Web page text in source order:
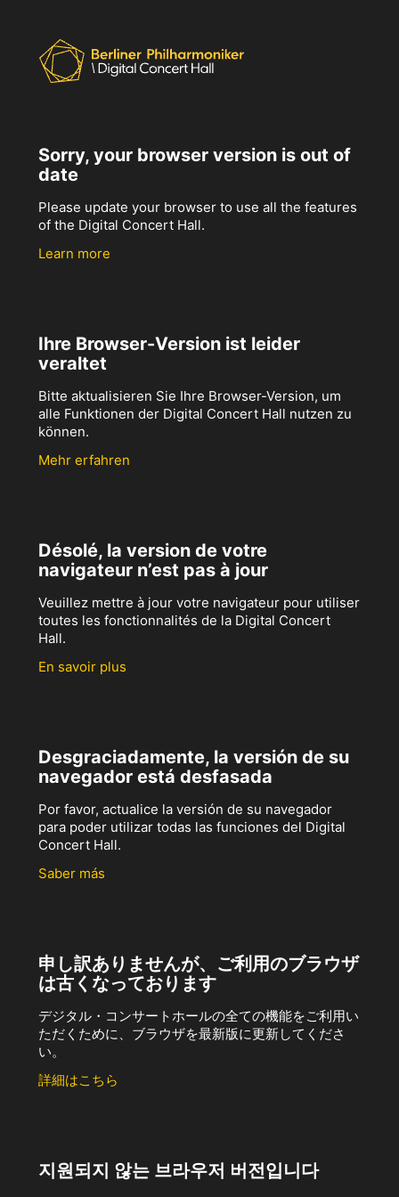
Sorry, your browser version is out of
date
Please update your browser to use all the features
of the Digital Concert Hall.
Learn more
Ihre Browser-Version ist leider
veraltet
Bitte aktualisieren Sie Ihre Browser-Version, um
alle Funktionen der Digital Concert Hall nutzen zu
können.
Mehr erfahren
Désolé, la version de votre
navigateur n’est pas à jour
Veuillez mettre à jour votre navigateur pour utiliser
toutes les fonctionnalités de la Digital Concert
Hall.
En savoir plus
Desgraciadamente, la versión de su
navegador está desfasada
Por favor, actualice la versión de su navegador
para poder utilizar todas las funciones del Digital
Concert Hall.
Saber más
申し訳ありませんが、ご利用のブラウザ
は古くなっております
デジタル・コンサートホールの全ての機能をご利用い
ただくために、ブラウザを最新版に更新してくださ
い。
詳細はこちら
지원되지 않는 브라우저 버전입니다